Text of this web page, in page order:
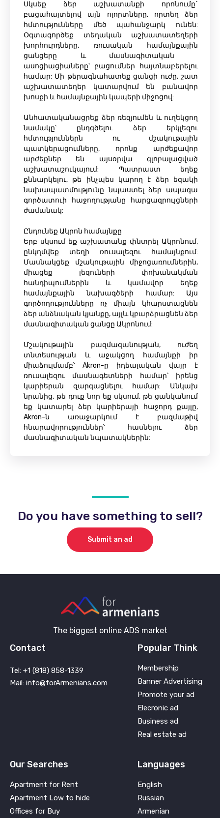
Սկսեք ձեր աշխատանքի որոնումը`
բացահայտելով այն ոլորտները, որտեղ ձեր
հմտությունները մեծ պահանջարկ ունեն:
Օգտագործեք տեղական աշխատատեղերի
խորհուրդները, ռուսական համայնքային
ցանցերը և մասնագիտական ​​
ասոցիացիաները՝ բացումներ հայտնաբերելու
համար: Մի թերագնահատեք ցանցի ուժը. շատ
աշխատատեղեր կատարվում են բանավոր
խոսքի և համայնքային կապերի միջոցով:
Անհատականացրեք ձեր ռեզյումեն և ուղեկցող
նամակը՝ ընդգծելու ձեր երկլեզու
հմտություններն ու մշակութային
պատկերացումները, որոնք արժեքավոր
արժեքներ են այսօրվա գլոբալացված
աշխատաշուկայում: Պատրաստ եղեք
քննարկելու, թե ինչպես կարող է ձեր եզակի
նախապատմությունը նպաստել ձեր ապագա
գործատուի հաջողությանը հարցազրույցների
ժամանակ:
Ընդունեք Ակրոն համայնքը
Երբ սկսում եք աշխատանք փնտրել Ակրոնում,
ընկղմվեք տեղի ռուսալեզու համայնքում:
Մասնակցեք մշակութային միջոցառումներին,
միացեք լեզուների փոխանակման
հանդիպումներին և կամավոր եղեք
համայնքային նախագծերի համար: Այս
գործողությունները ոչ միայն կհարստացնեն
ձեր անձնական կյանքը, այլև կբարձրացնեն ձեր
մասնագիտական ​​ցանցը Ակրոնում:
Մշակութային բազմազանության, ուժեղ
տնտեսության և աջակցող համայնքի իր
միաձուլմամբ՝ Akron-ը իդեալական վայր է
ռուսալեզու մասնագետների համար՝ իրենց
կարիերան զարգացնելու համար: Անկախ
նրանից, թե դուք նոր եք սկսում, թե ցանկանում
եք կատարել ձեր կարիերայի հաջորդ քայլը,
Akron-ն առաջարկում է բազմաթիվ
հնարավորություններ՝ հասնելու ձեր
մասնագիտական ​​նպատակներին:
Do you have something to sell?
Submit an ad
The biggest online ADS market
Contact
Tel: +1 (818) 858-1339
Mail: info@forArmenians.com
Popular Think
Membership
Banner Advertising
Promote your ad
Elecronic ad
Business ad
Real estate ad
Our Searches
Apartment for Rent
Apartment Low to hide
Offices for Buy
Languages
English
Russian
Armenian